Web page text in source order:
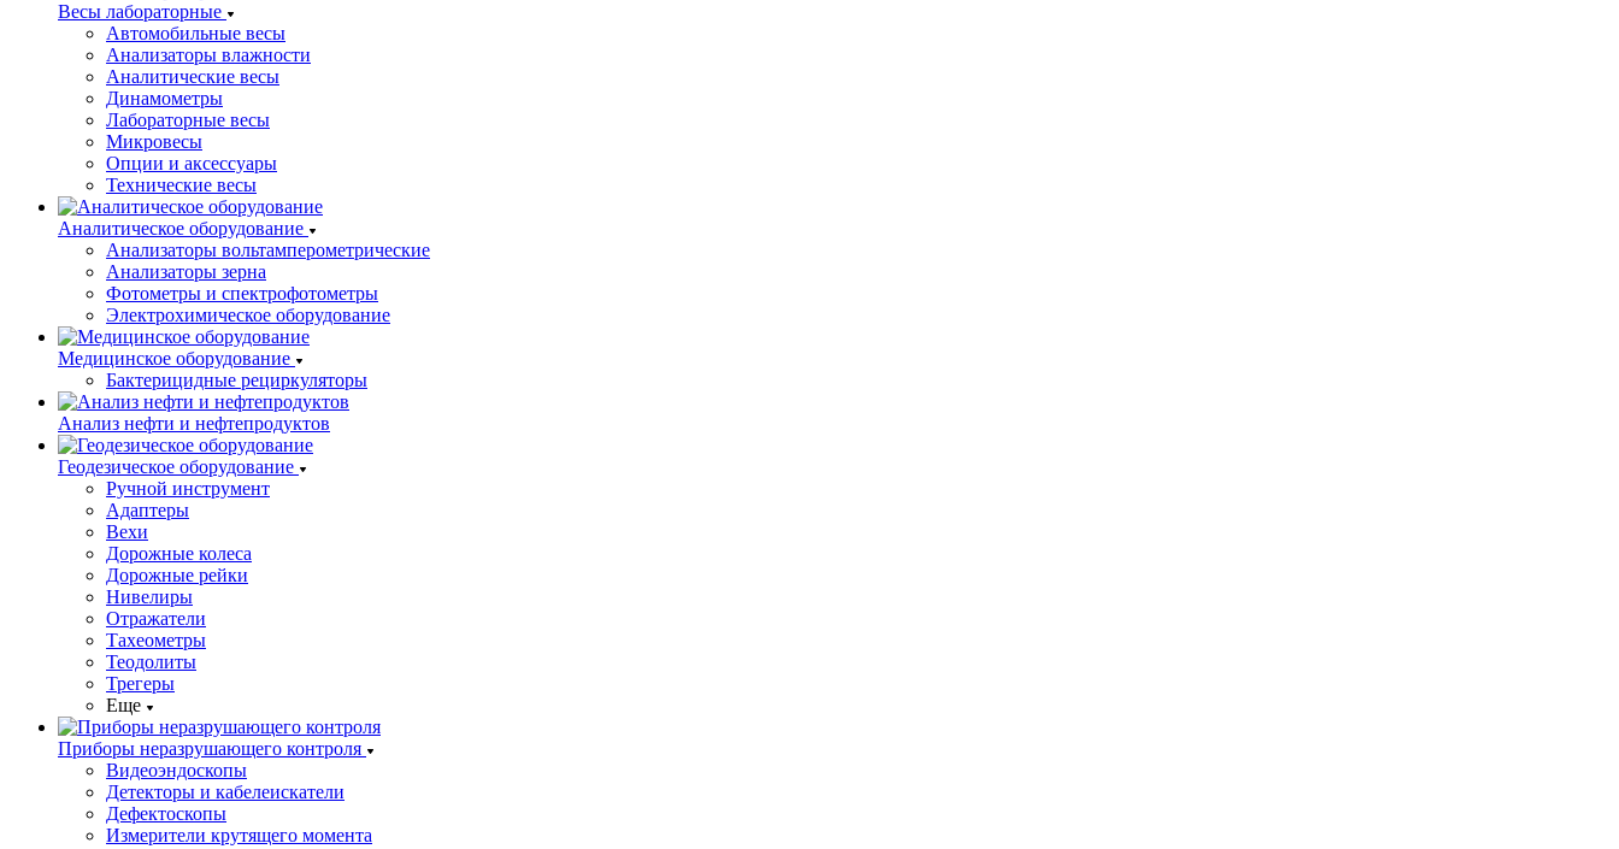
Весы лабораторные
Автомобильные весы
Анализаторы влажности
Аналитические весы
Динамометры
Лабораторные весы
Микровесы
Опции и аксессуары
Технические весы
Аналитическое оборудование
Анализаторы вольтамперометрические
Анализаторы зерна
Фотометры и спектрофотометры
Электрохимическое оборудование
Медицинское оборудование
Бактерицидные рециркуляторы
Анализ нефти и нефтепродуктов
Геодезическое оборудование
Ручной инструмент
Адаптеры
Вехи
Дорожные колеса
Дорожные рейки
Нивелиры
Отражатели
Тахеометры
Теодолиты
Трегеры
Еще
Приборы неразрушающего контроля
Видеоэндоскопы
Детекторы и кабелеискатели
Дефектоскопы
Измерители крутящего момента